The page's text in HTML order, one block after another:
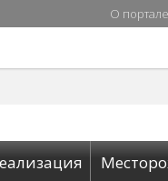
О портале